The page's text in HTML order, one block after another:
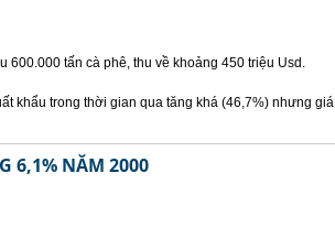
600.000 tấn cà phê, thu về khoảng 450 triệu Usd.
khẩu trong thời gian qua tăng khá (46,7%) nhưng giá
6,1% NĂM 2000